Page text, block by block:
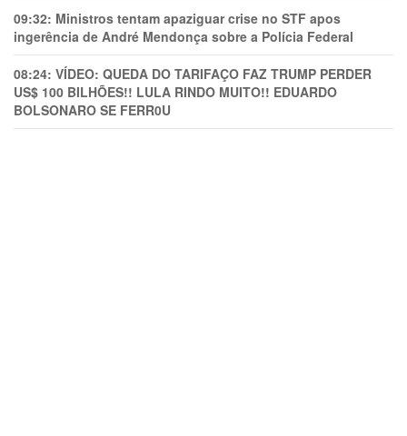
09:32: Ministros tentam apaziguar crise no STF apos
ingerência de André Mendonça sobre a Polícia Federal
08:24: VÍDEO: QUEDA DO TARIFAÇO FAZ TRUMP PERDER
US$ 100 BILHÕES!! LULA RINDO MUITO!! EDUARDO
BOLSONARO SE FERR0U